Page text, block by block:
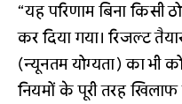
“यह परिणाम बिना किसी
कर दिया गया। रिजल्ट
(न्यूनतम योग्यता) का भी
नियमों के पूरी तरह खिलाफ